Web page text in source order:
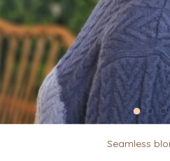
Seamless